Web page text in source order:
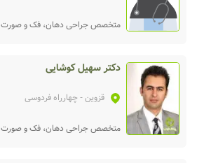
متخصص جراحی دهان، فک و صورت
دکتر سهیل کوشایی
قزوین- چهارراه فردوسی
متخصص جراحی دهان، فک و صورت